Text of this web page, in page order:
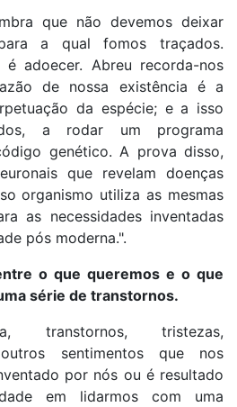
que não devemos deixar
a qual fomos traçados.
é adoecer. Abreu recorda-nos
de nossa existência é a
da espécie; e a isso
a rodar um programa
genético. A prova disso,
que revelam doenças
organismo utiliza as mesmas
as necessidades inventadas
pós moderna.".
o que queremos e o que
série de transtornos.
transtornos, tristezas,
sentimentos que nos
por nós ou é resultado
em lidarmos com uma